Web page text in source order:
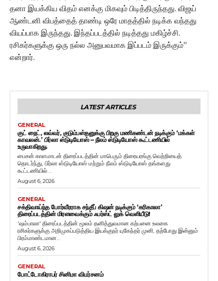
தனா இயக்கிய விதம் எனக்கு மிகவும் பிடித்திருந்தது. விஜய்
ஆண்டனி விபத்தைத் தாண்டி ஒரே மாதத்தில் நடிக்க வந்தது
வியப்பாக இருந்தது. இந்தப்படத்தில் நடித்தது மகிழ்ச்சி.
ரசிகர்களுக்கு ஒரு நல்ல அனுபவமாக இப்படம் இருக்கும்”
என்றார்.
LATEST ARTICLES
GENERAL
குட் நைட், லவ்வர், குடும்பஸ்தனுக்கு பிறகு மணிகண்டன் நடிக்கும் ‘மக்கள்
காவலன்.’ பிர்லா ஸ்டுடியோஸ் – நீலம் ஸ்டுடியோஸ் கூட்டணியில்
உருவாகிறது.
பைசன் காளமாடன் திரைப்படத்தின் மாபெரும் திரையரங்கு வெற்றியைத்
தொடர்ந்து, பிர்லா ஸ்டுடியோஸ் மற்றும் நீலம் ஸ்டுடியோஸ் தங்களது
கூட்டணியில்...
August 6, 2026
GENERAL
சக்திவாய்ந்த போர்வீரராக சந்தீப் கிஷன் நடிக்கும் ‘கரிகாலா’
திரைப்படத்தின் மிரளவைக்கும் ஃபர்ஸ்ட் லுக் வெளியீடு!
'ஷம்பாலா' திரைப்படத்தின் மூலம் தனித்துவமான கற்பனை உலகை
ரசிகர்களுக்கு அறிமுகப்படுத்திய இயக்குநர் யுகேந்தர் முனி, தற்போது இன்னும்
பிரம்மாண்டமான...
August 6, 2026
GENERAL
போட்டோகிராபர் சினிமா விமர்சனம்